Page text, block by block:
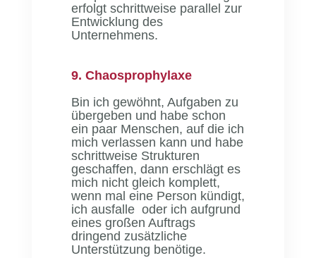
erfolgt schrittweise parallel zur
Entwicklung des
Unternehmens.
9. Chaosprophylaxe
Bin ich gewöhnt, Aufgaben zu
übergeben und habe schon
ein paar Menschen, auf die ich
mich verlassen kann und habe
schrittweise Strukturen
geschaffen, dann erschlägt es
mich nicht gleich komplett,
wenn mal eine Person kündigt,
ich ausfalle oder ich aufgrund
eines großen Auftrags
dringend zusätzliche
Unterstützung benötige.